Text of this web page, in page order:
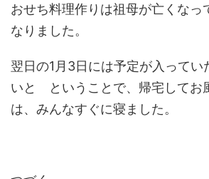
おせち料理作りは祖母が亡くなっ
なりました。
翌日の1月3日には予定が入ってい
いと ということで、帰宅してお
は、みんなすぐに寝ました。